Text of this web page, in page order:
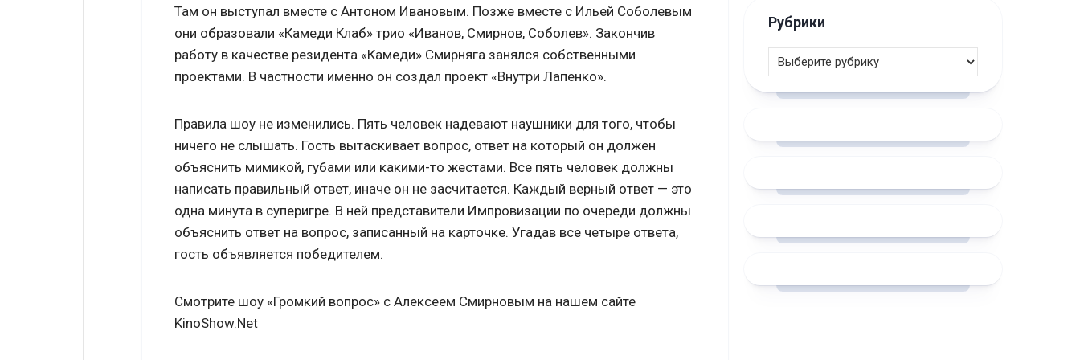
Там он выступал вместе с Антоном Ивановым. Позже вместе с Ильей Соболевым
они образовали «Камеди Клаб» трио «Иванов, Смирнов, Соболев». Закончив
работу в качестве резидента «Камеди» Смирняга занялся собственными
проектами. В частности именно он создал проект «Внутри Лапенко».
Правила шоу не изменились. Пять человек надевают наушники для того, чтобы
ничего не слышать. Гость вытаскивает вопрос, ответ на который он должен
объяснить мимикой, губами или какими-то жестами. Все пять человек должны
написать правильный ответ, иначе он не засчитается. Каждый верный ответ — это
одна минута в суперигре. В ней представители Импровизации по очереди должны
объяснить ответ на вопрос, записанный на карточке. Угадав все четыре ответа,
гость объявляется победителем.
Смотрите шоу «Громкий вопрос» с Алексеем Смирновым на нашем сайте
KinoShow.Net
Рубрики